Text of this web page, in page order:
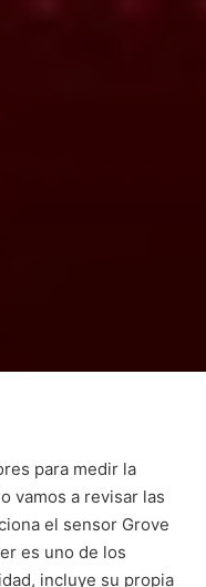
para medir la
vamos a revisar las
el sensor Grove
es uno de los
incluye su propia